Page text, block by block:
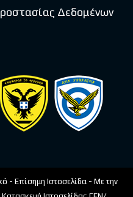
Δεδομένων
- Επίσημη Ιστοσελίδα - Με την